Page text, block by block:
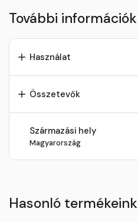
További információk
Használat
Összetevők
Származási hely
Magyarország
Hasonló termékeink